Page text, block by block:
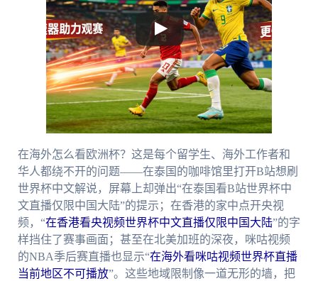
在海外怎么看欧洲杯？这是每个留学生、海外工作者和
华人都绕不开的问题——在泰国的咖啡馆里打开B站想刷
世界杯中文解说，屏幕上却弹出“在泰国看B站世界杯中
文直播仅限中国大陆”的提示；在香港的家中点开央视
频，“在香港看央视频世界杯中文直播仅限中国大陆”的字
样挡住了赛事画面；甚至在北美加班的深夜，咪咕视频
的NBA季后赛直播也显示“在海外看咪咕视频世界杯直播
当前地区不可播放”。这些地域限制像一道无形的墙，把